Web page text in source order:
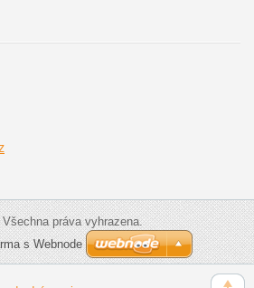
práva vyhrazena.
s Webnode